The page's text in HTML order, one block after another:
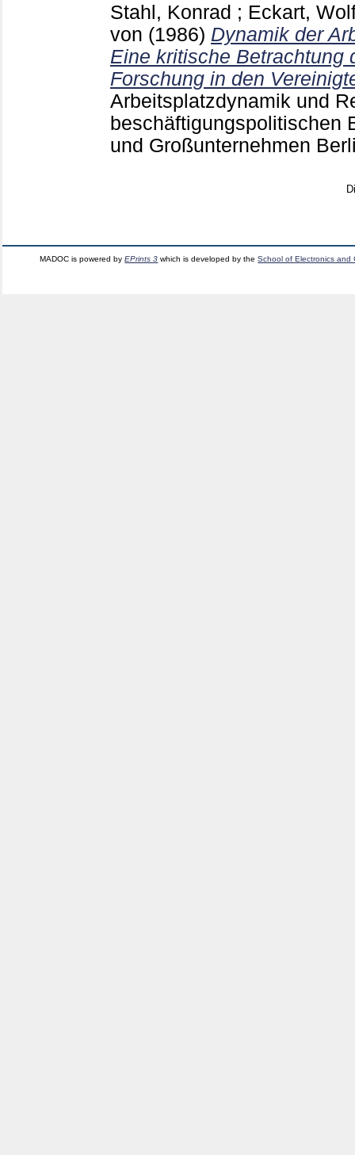
Stahl, Konrad ; Eckart,
von (1986) Dynamik der
Eine kritische Betrachtung
Forschung in den
Arbeitsplatzdynamik und
beschäftigungspolitischen
und Großunternehmen
MADOC is powered byEPrints 3 which is developed by theSchool of Electronics and